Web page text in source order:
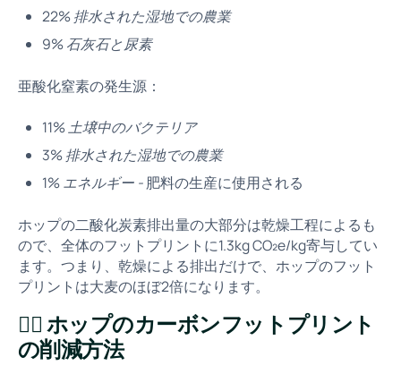
22%排水された湿地での農業
9%石灰石と尿素
亜酸化窒素の発生源：
11%土壌中のバクテリア
3%排水された湿地での農業
1%エネルギー -肥料の生産に使用される
ホップの二酸化炭素排出量の大部分は乾燥工程によるも
ので、全体のフットプリントに1.3kg CO₂e/kg寄与してい
ます。つまり、乾燥による排出だけで、ホップのフット
プリントは大麦のほぼ2倍になります。
👇🏻 ホップのカーボンフットプリント
の削減方法